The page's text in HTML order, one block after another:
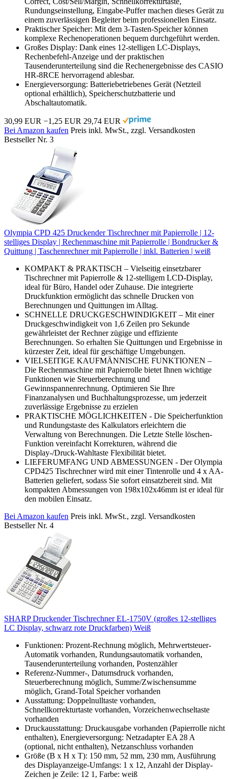
Rundungseinstellung, Eingabe-Puffer machen dieses Gerät zu
einem zuverlässigen Begleiter beim professionellen Einsatz.
Praktischer Speicher: Mit dem 3-Tasten-Speicher können
komplexe Rechenoperationen bequem durchgeführt werden.
Großes Display: Dank eines 12-stelligen LC-Displays,
Rechenbefehl-Anzeige und der praktischen
Tausenderunterteilung sind die Rechenergebnisse des CASIO
HR-8RCE hervorragend ablesbar.
Energieversorgung: Batteriebetriebenes Gerät (Netzteil
optional erhältlich), Speicherschutzbatterie und
Abschaltautomatik.
30,99 EUR −1,25 EUR 29,74 EUR
Bei Amazon kaufen Preis inkl. MwSt., zzgl. Versandkosten
Bestseller Nr. 3
Olympia CPD 425 Druckender Tischrechner mit Papierrolle | 12-
stelliges Display | Rechenmaschine mit Papierrolle | Bondrucker &
Quittung | Taschenrechner mit Papierrolle | inkl. Batterien | weiß
KOMPAKT & PRAKTISCH – Vielseitig einsetzbarer
Tischrechner mit Papierrolle & 12-stelligem LCD-Display,
ideal für Büro, Handel oder Zuhause. Die integrierte
Druckfunktion ermöglicht das schnelle Drucken von
Berechnungen und Quittungen im Alltag.
SCHNELLE DRUCKGESCHWINDIGKEIT – Mit einer
Druckgeschwindigkeit von 1,6 Zeilen pro Sekunde
gewährleistet der Rechner zügige und effiziente
Berechnungen. So erhalten Sie Quittungen und Ergebnisse in
kürzester Zeit, ideal für geschäftige Umgebungen.
VIELSEITIGE KAUFMÄNNISCHE FUNKTIONEN –
Die Rechenmaschine mit Papierrolle bietet Ihnen wichtige
Funktionen wie Steuerberechnung und
Gewinnspannenrechnung. Optimieren Sie Ihre
Finanzanalysen und Buchhaltungsprozesse, um jederzeit
zuverlässige Ergebnisse zu erzielen
PRAKTISCHE MÖGLICHKEITEN - Die Speicherfunktion
und Rundungstaste des Kalkulators erleichtern die
Verwaltung von Berechnungen. Die Letzte Stelle löschen-
Funktion vereinfacht Korrekturen, während die
Display-/Druck-Wahltaste Flexibilität bietet.
LIEFERUMFANG UND ABMESSUNGEN - Der Olympia
CPD425 Tischrechner wird mit einer Tintenrolle und 4 x AA-
Batterien geliefert, sodass Sie sofort einsatzbereit sind. Mit
kompakten Abmessungen von 198x102x46mm ist er ideal für
den mobilen Einsatz.
Bei Amazon kaufen Preis inkl. MwSt., zzgl. Versandkosten
Bestseller Nr. 4
SHARP Druckender Tischrechner EL-1750V (großes 12-stelliges
LC Display, schwarz rote Druckfarben) Weiß
Funktionen: Prozent-Rechnung möglich, Mehrwertsteuer-
Automatik vorhanden, Rundungsautomatik vorhanden,
Tausenderunterteilung vorhanden, Postenzähler
Referenz-Nummer-, Datumsdruck vorhanden,
Steuerberechnung möglich, Summe/Zwischensumme
möglich, Grand-Total Speicher vorhanden
Ausstattung: Doppelnulltaste vorhanden,
Schnellkorrekturtaste vorhanden, Vorzeichenwechseltaste
vorhanden
Druckausstattung: Druckausgabe vorhanden (Papierrolle nicht
enthalten), Energieversorgung: Netzadapter EA 28 A
(optional, nicht enthalten), Netzanschluss vorhanden
Größe (B x H x T): 150 mm, 52 mm, 230 mm, Ausführung
des Displayanzeige-Umfangs: 1 x 12, Anzahl der Display-
Zeichen je Zeile: 12 1, Farbe: weiß